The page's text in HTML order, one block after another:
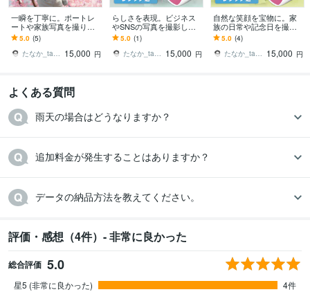
一瞬を丁寧に。ポートレ
ートや家族写真を撮りま
す ポートレート・家族・
日常の記録。飾らない自
然な姿を写します。
5.0 (5)
たなか_tanaka_ 15,000 円
らしさを表現。ビジネス
やSNSの写真を撮影しま
す ポートレート・家族・
日常の記録。飾らない自
然な姿を写します。
5.0 (1)
たなか_tanaka_ 15,000 円
自然な笑顔を宝物に。家
族の日常や記念日を撮影
します ポートレート・家
族・日常の記録。飾らな
い自然な姿を写します。
5.0 (4)
たなか_tanaka_ 15,000 円
よくある質問
雨天の場合はどうなりますか？
追加料金が発生することはありますか？
データの納品方法を教えてください。
評価・感想（4件）- 非常に良かった
総合評価 5.0
星5 (非常に良かった)
4件